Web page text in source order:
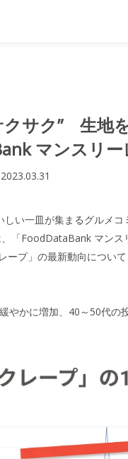
クサク” 生地
マンスリ
2023.03.31
しい一皿が集まるグルメ
「FoodDataBank マン
ープ」の最新動向につい
やかに増加、40～50代の